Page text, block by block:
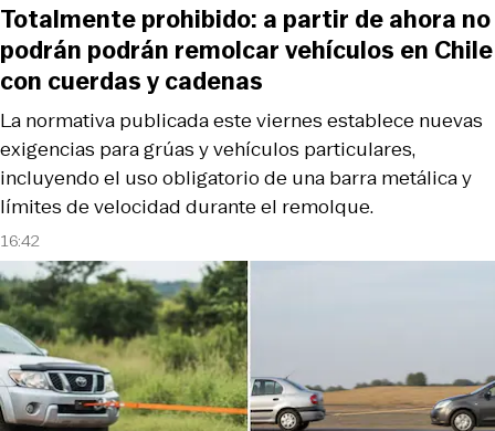
16:42
La normativa publicada este viernes establece nuevas
exigencias para grúas y vehículos particulares,
incluyendo el uso obligatorio de una barra metálica y
límites de velocidad durante el remolque.
Totalmente prohibido: a partir de ahora no
podrán podrán remolcar vehículos en Chile
con cuerdas y cadenas